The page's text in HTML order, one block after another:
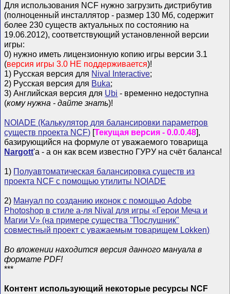
Для использования NCF нужно загрузить дистрибутив
(полноценный инсталлятор - размер 130 Мб, содержит
более 230 существ актуальных по состоянию на
19.06.2012), соответствующий установленной версии
игры:
0) нужно иметь лицензионную копию игры версии 3.1
(версия игры 3.0 НЕ поддерживается)!
1) Русская версия для Nival Interactive;
2) Русская версия для Buka;
3) Английская версия для Ubi - временно недоступна
(кому нужна - дайте знать)!
NOIADE (Калькулятор для балансировки параметров
существ проекта NCF) [Текущая версия - 0.0.0.48],
базирующийся на формуле от уважаемого товарища
Nargott'а - а он как всем известно ГУРУ на счёт баланса!
1) Полуавтоматическая балансировка существ из
проекта NCF с помощью утилиты NOIADE
2) Мануал по созданию иконок с помощью Adobe
Photoshop в стиле а-ля Nival для игры «Герои Меча и
Магии V» (на примере существа "Послушник"
совместный проект с уважаемым товарищем Lokken)
Во вложении находится версия данного мануала в
формате PDF!
***
Контент использующий некоторые ресурсы NCF